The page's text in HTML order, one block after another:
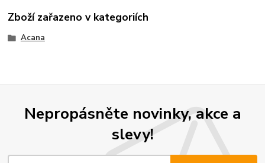
Zboží zařazeno v kategoriích
Acana
Nepropásněte novinky, akce a
slevy!